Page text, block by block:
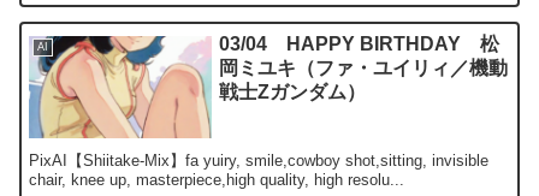
AI
03/04 HAPPY BIRTHDAY 松
岡ミユキ（ファ・ユイリィ／機動
戦士Zガンダム）
PixAI【Shiitake-Mix】fa yuiry, smile,cowboy shot,sitting, invisible
chair, knee up, masterpiece,high quality, high resolu...